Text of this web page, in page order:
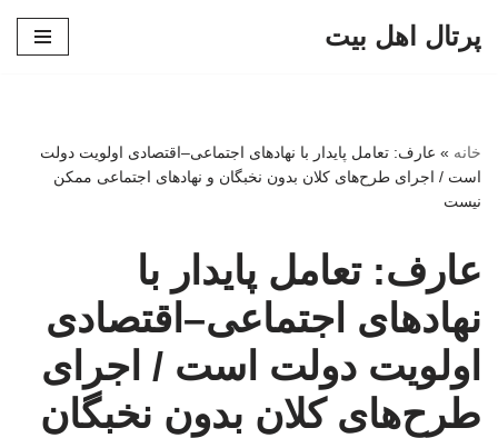
پرتال اهل بیت
خانه » عارف: تعامل پایدار با نهادهای اجتماعی–اقتصادی اولویت دولت
است / اجرای طرح‌های کلان بدون نخبگان و نهادهای اجتماعی ممکن
نیست
عارف: تعامل پایدار با
نهادهای اجتماعی–اقتصادی
اولویت دولت است / اجرای
طرح‌های کلان بدون نخبگان